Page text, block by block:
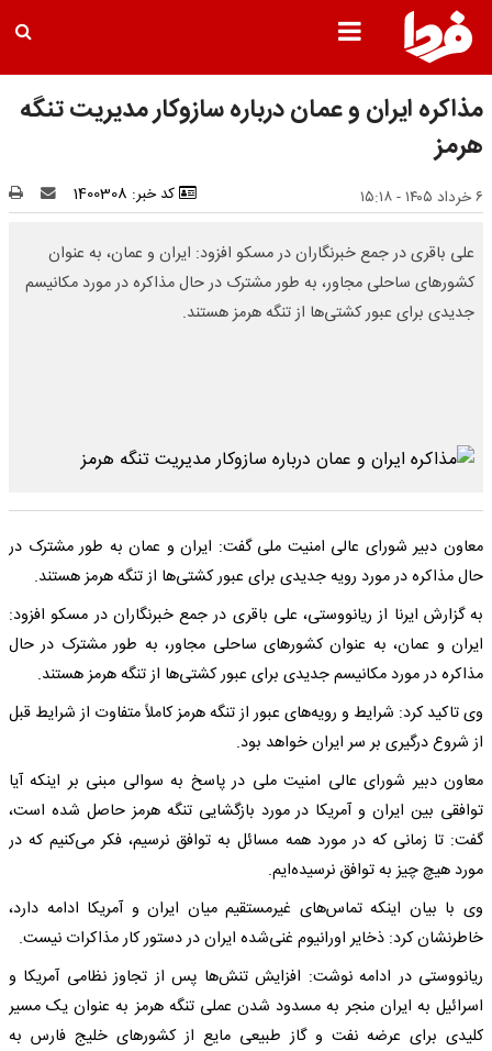
مذاکره ایران و عمان درباره سازوکار مدیریت تنگه
هرمز
۶ خرداد ۱۴۰۵ - ۱۵:۱۸ کد خبر: 1400308
علی باقری در جمع خبرنگاران در مسکو افزود: ایران و عمان، به عنوان
کشورهای ساحلی مجاور، به طور مشترک در حال مذاکره در مورد مکانیسم
جدیدی برای عبور کشتی‌ها از تنگه هرمز هستند.
معاون دبیر شورای عالی امنیت ملی گفت: ایران و عمان به طور مشترک در
حال مذاکره در مورد رویه جدیدی برای عبور کشتی‌ها از تنگه هرمز هستند.
به گزارش ایرنا از ریانووستی، علی باقری در جمع خبرنگاران در مسکو افزود:
ایران و عمان، به عنوان کشورهای ساحلی مجاور، به طور مشترک در حال
مذاکره در مورد مکانیسم جدیدی برای عبور کشتی‌ها از تنگه هرمز هستند.
وی تاکید کرد: شرایط و رویه‌های عبور از تنگه هرمز کاملاً متفاوت از شرایط قبل
از شروع درگیری بر سر ایران خواهد بود.
معاون دبیر شورای عالی امنیت ملی در پاسخ به سوالی مبنی بر اینکه آیا
توافقی بین ایران و آمریکا در مورد بازگشایی تنگه هرمز حاصل شده است،
گفت: تا زمانی که در مورد همه مسائل به توافق نرسیم، فکر می‌کنیم که در
مورد هیچ چیز به توافق نرسیده‌ایم.
وی با بیان اینکه تماس‌های غیرمستقیم میان ایران و آمریکا ادامه دارد،
خاطرنشان کرد: ذخایر اورانیوم غنی‌شده ایران در دستور کار مذاکرات نیست.
ریانووستی در ادامه نوشت: افزایش تنش‌ها پس از تجاوز نظامی آمریکا و
اسرائیل به ایران منجر به مسدود شدن عملی تنگه هرمز به عنوان یک مسیر
کلیدی برای عرضه نفت و گاز طبیعی مایع از کشورهای خلیج فارس به